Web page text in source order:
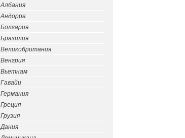
Албания
Андорра
Болгария
Бразилия
Великобритания
Венгрия
Вьетнам
Гавайи
Германия
Греция
Грузия
Дания